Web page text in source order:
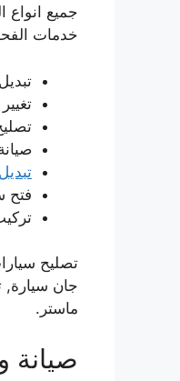
جميع انواع
خدمات
فتح
تصليح
جان سيارة,
ماستر.
صيانة